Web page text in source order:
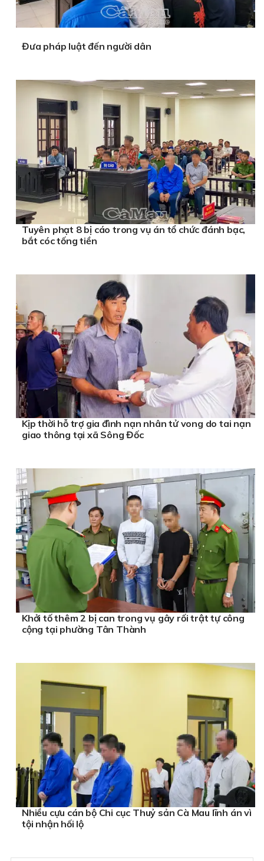
Đưa pháp luật đến người dân
Tuyên phạt 8 bị cáo trong vụ án tổ chức đánh bạc,
bắt cóc tống tiền
Kịp thời hỗ trợ gia đình nạn nhân tử vong do tai nạn
giao thông tại xã Sông Đốc
Khởi tố thêm 2 bị can trong vụ gây rối trật tự công
cộng tại phường Tân Thành
Nhiều cựu cán bộ Chi cục Thuỷ sản Cà Mau lĩnh án vì
tội nhận hối lộ